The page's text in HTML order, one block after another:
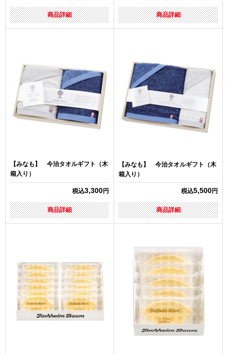
商品詳細 商品詳細
【みなも】 今治タオルギフト（木
箱入り）
税込3,300円
商品詳細
【みなも】 今治タオルギフト（木
箱入り）
税込5,500円
商品詳細